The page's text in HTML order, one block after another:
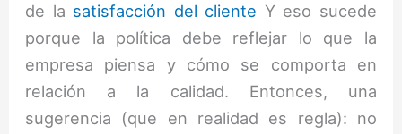
de la satisfacción del cliente Y eso sucede
porque la política debe reflejar lo que la
empresa piensa y cómo se comporta en
relación a la calidad. Entonces, una
sugerencia (que en realidad es regla): no